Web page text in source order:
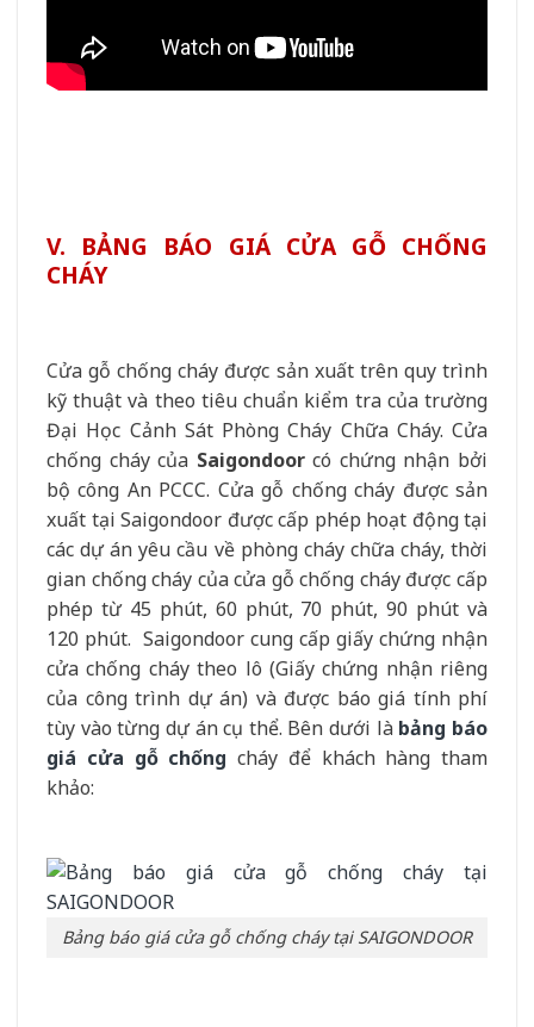
V. BẢNG BÁO GIÁ CỬA GỖ CHỐNG
CHÁY
Cửa gỗ chống cháy được sản xuất trên quy trình
kỹ thuật và theo tiêu chuẩn kiểm tra của trường
Đại Học Cảnh Sát Phòng Cháy Chữa Cháy. Cửa
chống cháy của Saigondoorcó chứng nhận bởi
bộ công An PCCC. Cửa gỗ chống cháy được sản
xuất tại Saigondoor được cấp phép hoạt động tại
các dự án yêu cầu về phòng cháy chữa cháy, thời
gian chống cháy của cửa gỗ chống cháy được cấp
phép từ 45 phút, 60 phút, 70 phút, 90 phút và
120 phút. Saigondoor cung cấp giấy chứng nhận
cửa chống cháy theo lô (Giấy chứng nhận riêng
của công trình dự án) và được báo giá tính phí
tùy vào từng dự án cụ thể. Bên dưới là bảng báo
giá cửa gỗ chống cháy để khách hàng tham
khảo:
Bảng báo giá cửa gỗ chống cháy tại SAIGONDOOR